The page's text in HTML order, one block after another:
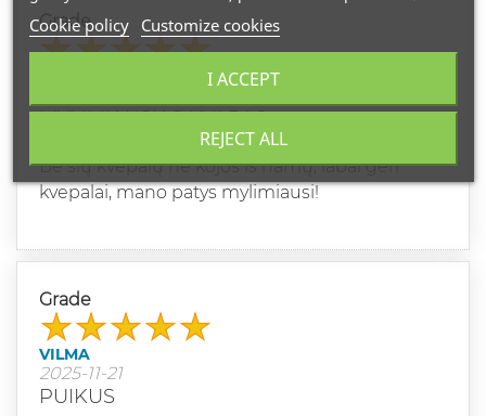
Grade
MYLIMIAUSIAS KVAPAS
Be šių kvepalų nė kojos iš namų, labai geri
kvepalai, mano patys mylimiausi!
Grade
VILMA
2025-11-21
PUIKUS
Cookie policy Customize cookies
REJECT ALL
I ACCEPT